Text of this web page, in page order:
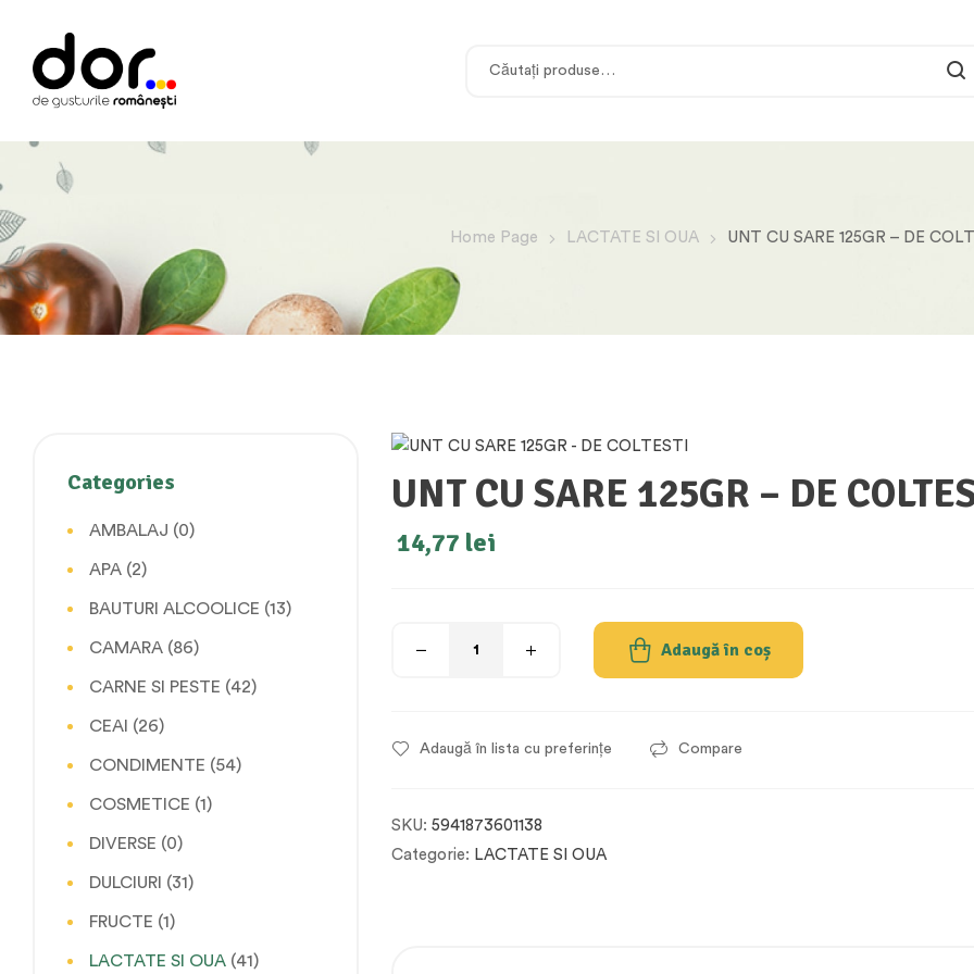
Home Page LACTATE SI OUA UNT CU SARE 125GR – DE
UNT CU SARE 125GR – DE
14,77 lei
Adaugă în coș
Adaugă în lista cu preferințe Compare
SKU: 5941873601138
Categorie: LACTATE SI OUA
Categories
AMBALAJ (0)
APA (2)
BAUTURI ALCOOLICE (13)
CAMARA (86)
CARNE SI PESTE (42)
CEAI (26)
CONDIMENTE (54)
COSMETICE (1)
DIVERSE (0)
DULCIURI (31)
FRUCTE (1)
LACTATE SI OUA (41)